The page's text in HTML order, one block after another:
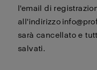
l'email di
all'indirizzo
sarà cancellato e
salvati.